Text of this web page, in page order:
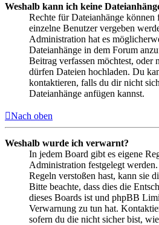
Weshalb kann ich keine
Rechte für Dateianhänge
einzelne Benutzer vergeben
Administration hat es
Dateianhänge in dem Forum
Beitrag verfassen möchtest, oder
dürfen Dateien hochladen. Du
kontaktieren, falls du dir nicht
Dateianhänge anfügen kannst.
Nach oben
Weshalb wurde ich verwarnt?
In jedem Board gibt es eigene
Administration festgelegt
Regeln verstoßen hast, kann sie
Bitte beachte, dass dies die
dieses Boards ist und phpBB
Verwarnung zu tun hat.
sofern du die nicht sicher bist,